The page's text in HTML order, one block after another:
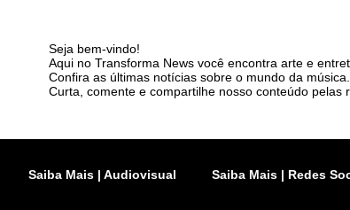
Seja bem-vindo!
Aqui no Transforma News você encontra arte e
Confira as últimas notícias sobre o mundo da música.
Curta, comente e compartilhe nosso conteúdo pelas
Saiba Mais | Audiovisual Saiba Mais | Redes